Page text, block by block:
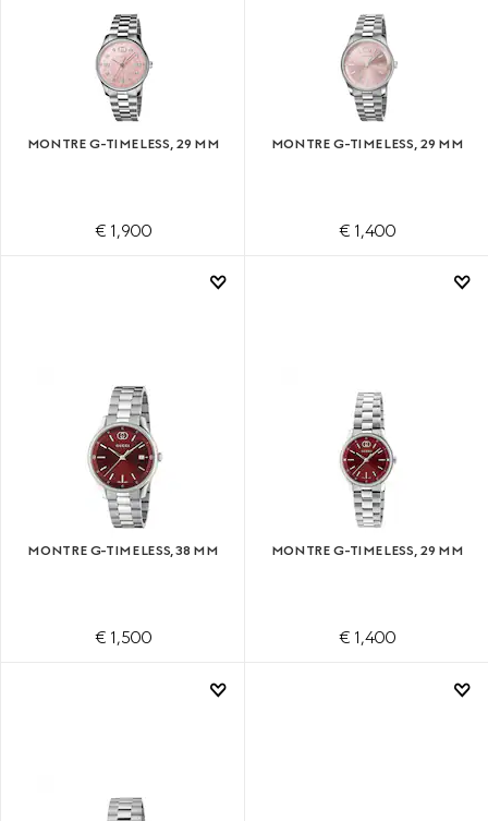
MONTRE G-TIMELESS, 29 MM
€ 1,900
MONTRE G-TIMELESS, 29 MM
€ 1,400
MONTRE G-TIMELESS, 38 MM
€ 1,500
MONTRE G-TIMELESS, 29 MM
€ 1,400